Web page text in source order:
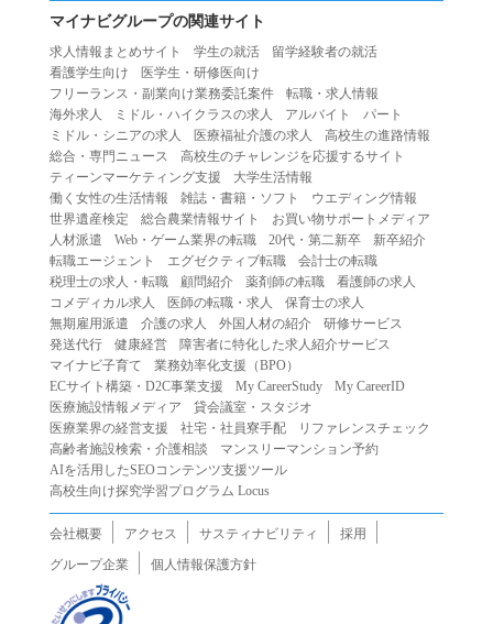
１.利用者は、本サービスを利用する上で次の各号に定める
とします。
（１）重複、虚偽の情報、または自己以外の情報を登録す
る行為
（２）第三者になりすまして本サービスを利用する行為
（３）当社または第三者の著作権等の知的財産権、プライ
バシー、その他の権利を侵害する行為
（４）当社または第三者を誹謗中傷する行為
（５）当社または第三者に不利益を与える行為
（６）営利を目的とした行為
（７）政治・選挙・宗教活動またはそれらに類する行為
（８）本サービスの運営を妨害する行為
（９）法令違反、犯罪行為、または公序良俗に反する行為
（１０）暴力的な要求行為、または法的な責任を超えた不
当な要求行為
（１１）その他当社が不適切であると判断する行為
２.当社は、前項の定めに該当する行為を行った利用者に対
の提供を停止または中断することができるものとします。
第５条（免責）
１.当社は、本サービスの利用（これらに伴う当社または第
三者の情報提供行為等を含みます）により、利用者に生じ
マイナビグループの関連サイト
求人情報まとめサイト 学生の就活
留学経験者の就活
看護学生向け
医学生・研修医向け
フリーランス・副業向け業務委託案件
転職・求人情報
海外求人
ミドル・ハイクラスの求人 アルバイト
パート
ミドル・シニアの求人
医療福祉介護の求人
高校生の進路情報
総合・専門ニュース
高校生のチャレンジを応援するサイト
ティーンマーケティング支援
大学生活情報
働く女性の生活情報
雑誌・書籍・ソフト
ウエディング情報
世界遺産検定
総合農業情報サイト
お買い物サポートメディア
人材派遣
Web・ゲーム業界の転職 20代・第二新卒
新卒紹介
転職エージェント
エグゼクティブ転職
会計士の転職
税理士の求人・転職
顧問紹介 薬剤師の転職
看護師の求人
コメディカル求人
医師の転職・求人
保育士の求人
無期雇用派遣
介護の求人 外国人材の紹介
研修サービス
発送代行
健康経営
障害者に特化した求人紹介サービス
マイナビ子育て
業務効率化支援（BPO）
ECサイト構築・D2C事業支援
My CareerStudy
My CareerID
医療施設情報メディア
貸会議室・スタジオ
医療業界の経営支援
社宅・社員寮手配
リファレンスチェック
高齢者施設検索・介護相談
マンスリーマンション予約
AIを活用したSEOコンテンツ支援ツール
高校生向け探究学習プログラム Locus
会社概要 アクセス サスティナビリティ
採用
グループ企業
個人情報保護方針